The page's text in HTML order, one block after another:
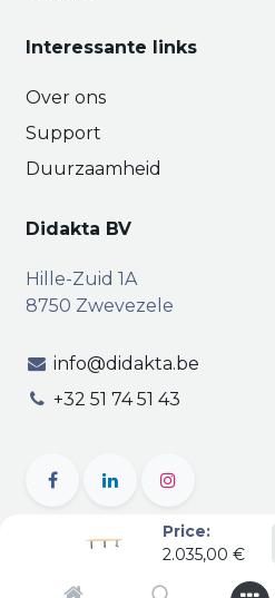
Price:
2.035,00 €
Interessante links
Over ons
Support
Duurzaamheid
Didakta BV
Hille-Zuid 1A
8750 Zwevezele
info@didakta.be
+32 51 74 51 43